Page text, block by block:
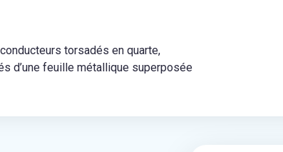
conducteurs torsadés en quarte,
d’une feuille métallique superposée